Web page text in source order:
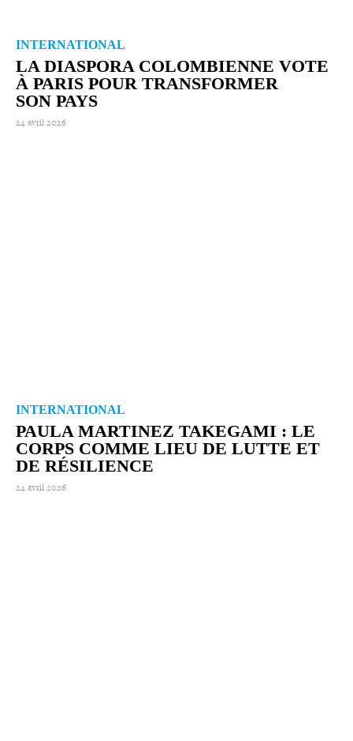
INTERNATIONAL
LA DIASPORA COLOM­BIENNE VOTE
À PARIS POUR TRANS­FOR­MER
SON PAYS
24 avril 2026
INTERNATIONAL
PAULA MARTINEZ TAKEGAMI : LE
CORPS COMME LIEU DE LUTTE ET
DE RÉSILIENCE
24 avril 2026